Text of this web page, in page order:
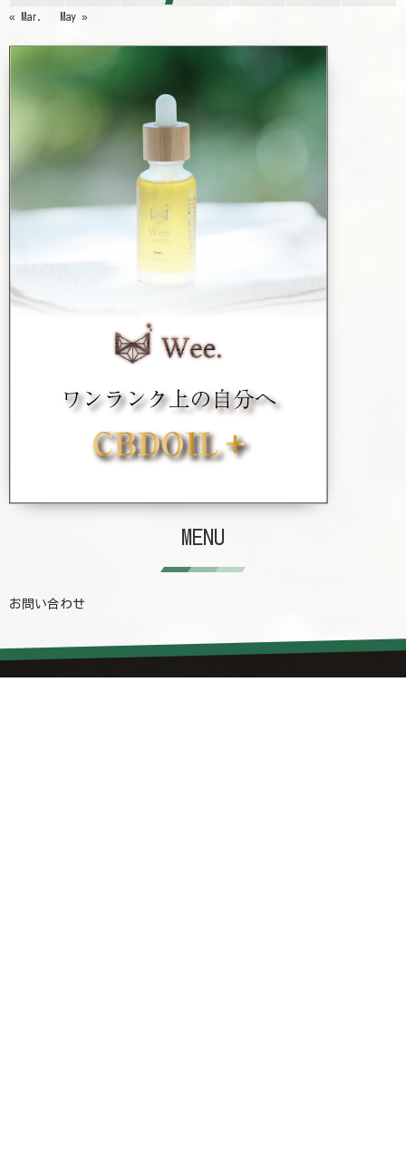
« Mar. May »
MENU
お問い合わせ